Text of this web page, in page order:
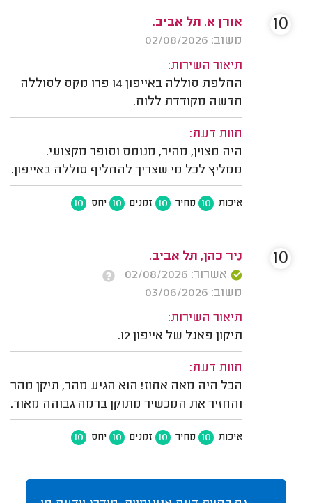
אורן א. תל אביב.
משוב: 02/08/2026
תיאור השירות:
החלפת סוללה באייפון 14 פרו מקס לסוללה
חדשה מקודדת ללוח.
חוות דעת:
היה מצוין, מהיר, מנומס וסופר מקצועי.
ממליץ לכל מי שצריך להחליף סוללה באייפון.
איכות 10 מחיר 10 זמנים 10 יחס 10
10
ניר כהן, תל אביב.
אשרור: 02/08/2026
משוב: 03/06/2026
תיאור השירות:
תיקון פאנל של אייפון 12.
חוות דעת:
הכל היה מאה אחוז! הוא הגיע מהר, תיקן מהר
והחזיר את המכשיר מתוקן ברמה גבוהה מאוד.
איכות 10 מחיר 10 זמנים 10 יחס 10
10